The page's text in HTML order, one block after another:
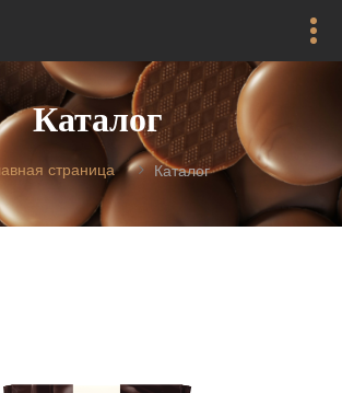
Каталог
страница Каталог